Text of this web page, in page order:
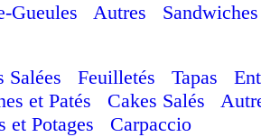
Gueules
Autres Sandwiches
Salées Feuilletés Tapas
et Patés
Cakes Salés
et Potages
Carpaccio